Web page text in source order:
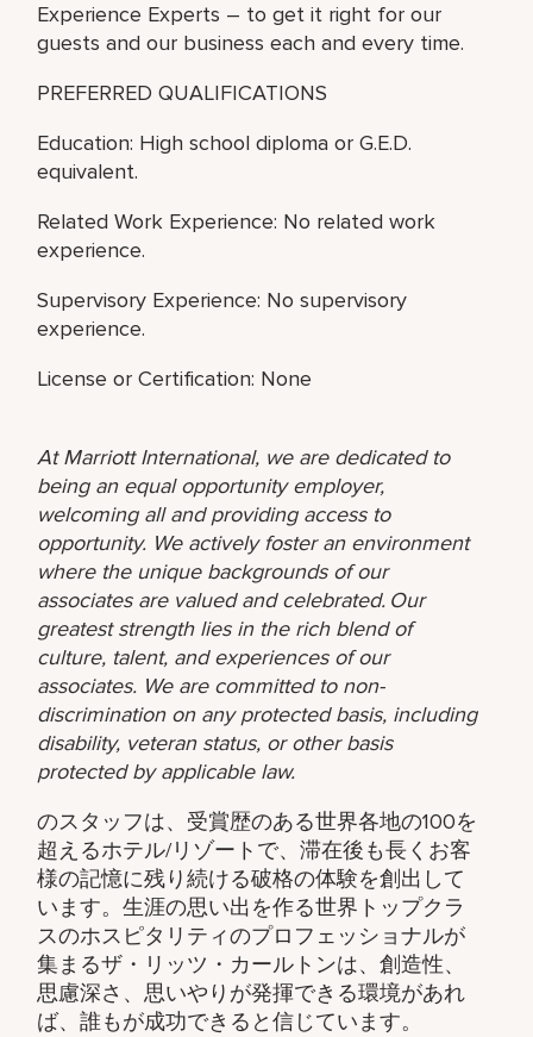
Experience Experts – to get it right for our
guests and our business each and every time.
PREFERRED QUALIFICATIONS
Education: High school diploma or G.E.D.
equivalent.
Related Work Experience: No related work
experience.
Supervisory Experience: No supervisory
experience.
License or Certification: None
At Marriott International, we are dedicated to
being an equal opportunity employer,
welcoming all and providing access to
opportunity. We actively foster an environment
where the unique backgrounds of our
associates are valued and celebrated. Our
greatest strength lies in the rich blend of
culture, talent, and experiences of our
associates. We are committed to non-
discrimination on any protected basis, including
disability, veteran status, or other basis
protected by applicable law.
のスタッフは、受賞歴のある世界各地の100を
超えるホテル/リゾートで、滞在後も長くお客
様の記憶に残り続ける破格の体験を創出して
います。生涯の思い出を作る世界トップクラ
スのホスピタリティのプロフェッショナルが
集まるザ・リッツ・カールトンは、創造性、
思慮深さ、思いやりが発揮できる環境があれ
ば、誰もが成功できると信じています。